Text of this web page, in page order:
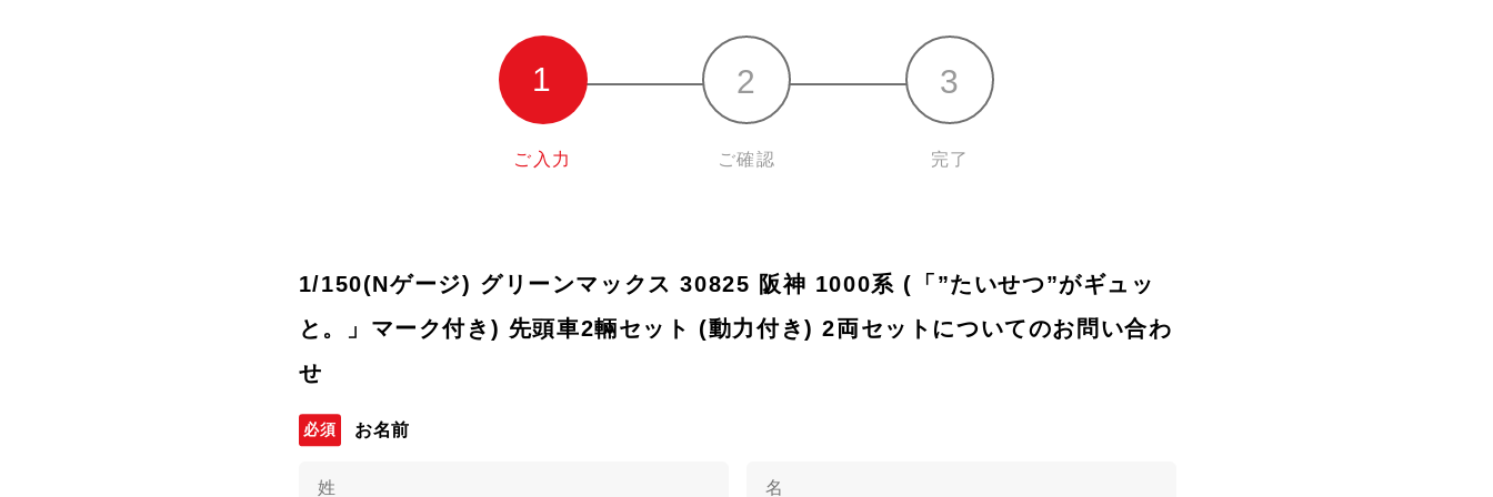
ご入力 ご確認 完了
1/150(Nゲージ) グリーンマックス 30825 阪神 1000系 (「”たいせつ”がギュッ
と。」マーク付き) 先頭車2輛セット (動力付き) 2両セットについてのお問い合わ
せ
お名前